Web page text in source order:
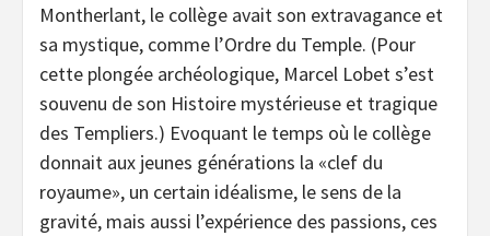
Montherlant, le collège avait son extravagance et
sa mystique, comme l’Ordre du Temple. (Pour
cette plongée archéologique, Marcel Lobet s’est
souvenu de son Histoire mystérieuse et tragique
des Templiers.) Evoquant le temps où le collège
donnait aux jeunes générations la «clef du
royaume», un certain idéalisme, le sens de la
gravité, mais aussi l’expérience des passions, ces